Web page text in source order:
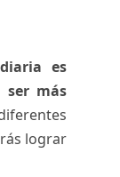
es
ser más
lograr